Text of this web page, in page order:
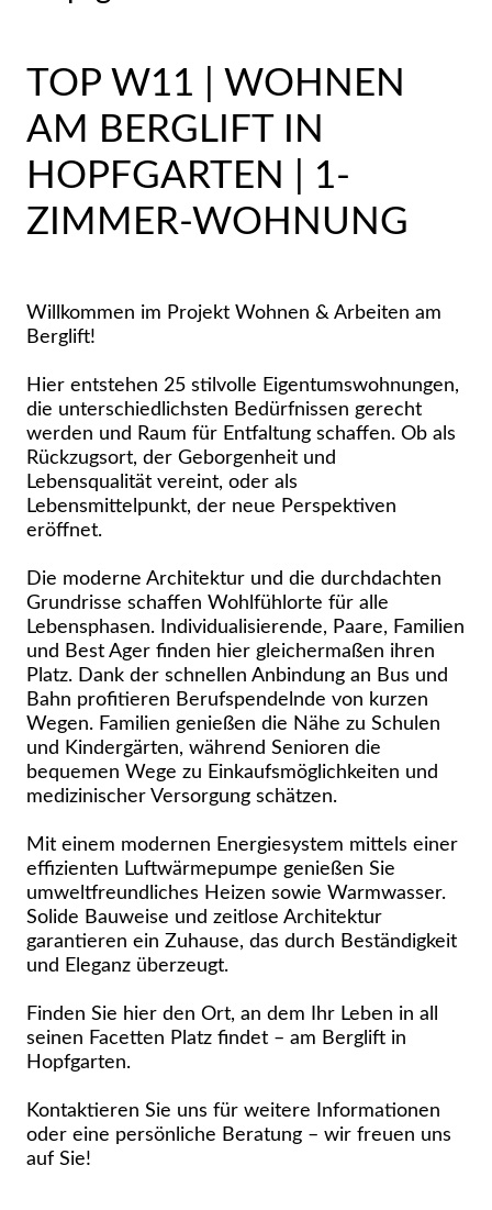
TOP W11 | WOHNEN
AM BERGLIFT IN
HOPFGARTEN | 1-
ZIMMER-WOHNUNG
Willkommen im Projekt Wohnen & Arbeiten am
Berglift!
Hier entstehen 25 stilvolle Eigentumswohnungen,
die unterschiedlichsten Bedürfnissen gerecht
werden und Raum für Entfaltung schaffen. Ob als
Rückzugsort, der Geborgenheit und
Lebensqualität vereint, oder als
Lebensmittelpunkt, der neue Perspektiven
eröffnet.
Die moderne Architektur und die durchdachten
Grundrisse schaffen Wohlfühlorte für alle
Lebensphasen. Individualisierende, Paare, Familien
und Best Ager finden hier gleichermaßen ihren
Platz. Dank der schnellen Anbindung an Bus und
Bahn profitieren Berufspendelnde von kurzen
Wegen. Familien genießen die Nähe zu Schulen
und Kindergärten, während Senioren die
bequemen Wege zu Einkaufsmöglichkeiten und
medizinischer Versorgung schätzen.
Mit einem modernen Energiesystem mittels einer
effizienten Luftwärmepumpe genießen Sie
umweltfreundliches Heizen sowie Warmwasser.
Solide Bauweise und zeitlose Architektur
garantieren ein Zuhause, das durch Beständigkeit
und Eleganz überzeugt.
Finden Sie hier den Ort, an dem Ihr Leben in all
seinen Facetten Platz findet – am Berglift in
Hopfgarten.
Kontaktieren Sie uns für weitere Informationen
oder eine persönliche Beratung – wir freuen uns
auf Sie!